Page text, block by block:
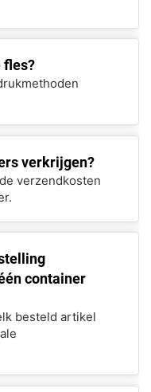
fles?
verkrijgen?
verzendkosten
container
besteld artikel